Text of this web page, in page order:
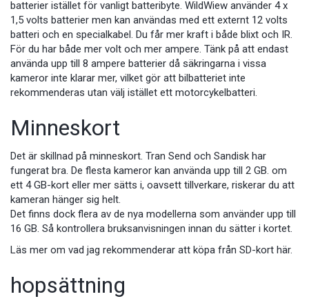
batterier istället för vanligt batteribyte. WildWiew använder 4 x
1,5 volts batterier men kan användas med ett externt 12 volts
batteri och en specialkabel. Du får mer kraft i både blixt och IR.
För du har både mer volt och mer ampere. Tänk på att endast
använda upp till 8 ampere batterier då säkringarna i vissa
kameror inte klarar mer, vilket gör att bilbatteriet inte
rekommenderas utan välj istället ett motorcykelbatteri.
Minneskort
Det är skillnad på minneskort. Tran Send och Sandisk har
fungerat bra. De flesta kameror kan använda upp till 2 GB. om
ett 4 GB-kort eller mer sätts i, oavsett tillverkare, riskerar du att
kameran hänger sig helt.
Det finns dock flera av de nya modellerna som använder upp till
16 GB. Så kontrollera bruksanvisningen innan du sätter i kortet.
Läs mer om vad jag rekommenderar att köpa från SD-kort här.
hopsättning